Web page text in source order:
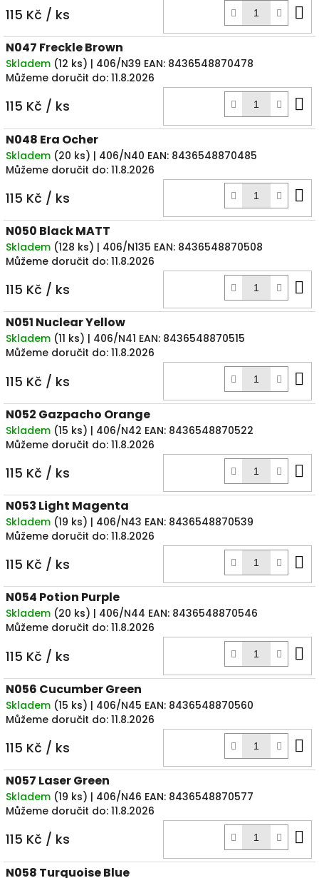
115 Kč / ks
N047 Freckle Brown
Skladem (12 ks) | 406/N39 EAN: 8436548870478
Můžeme doručit do: 11.8.2026
115 Kč / ks
N048 Era Ocher
Skladem (20 ks) | 406/N40 EAN: 8436548870485
Můžeme doručit do: 11.8.2026
115 Kč / ks
N050 Black MATT
Skladem (128 ks) | 406/N135 EAN: 8436548870508
Můžeme doručit do: 11.8.2026
115 Kč / ks
N051 Nuclear Yellow
Skladem (11 ks) | 406/N41 EAN: 8436548870515
Můžeme doručit do: 11.8.2026
115 Kč / ks
N052 Gazpacho Orange
Skladem (15 ks) | 406/N42 EAN: 8436548870522
Můžeme doručit do: 11.8.2026
115 Kč / ks
N053 Light Magenta
Skladem (19 ks) | 406/N43 EAN: 8436548870539
Můžeme doručit do: 11.8.2026
115 Kč / ks
N054 Potion Purple
Skladem (20 ks) | 406/N44 EAN: 8436548870546
Můžeme doručit do: 11.8.2026
115 Kč / ks
N056 Cucumber Green
Skladem (15 ks) | 406/N45 EAN: 8436548870560
Můžeme doručit do: 11.8.2026
115 Kč / ks
N057 Laser Green
Skladem (19 ks) | 406/N46 EAN: 8436548870577
Můžeme doručit do: 11.8.2026
115 Kč / ks
N058 Turquoise Blue